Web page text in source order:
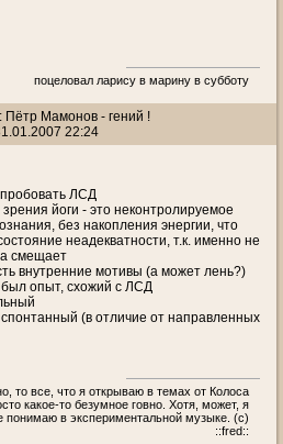
поцеловал ларису в марину в субботу
Пётр Мамонов - гений !
22:24
ЛСД
зрения йоги - это неконтролируемое
без накопления энергии, что
неадекватности, т.к. именно не
смещает
внутренние мотивы (а может лень?)
был опыт, схожий с ЛСД
(в отличие от направленных
то все, что я открываю в темах от Колоса
какое-то безумное говно. Хотя, может, я
понимаю в экспериментальной музыке. (c)
::fred::